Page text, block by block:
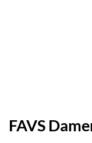
FAVS